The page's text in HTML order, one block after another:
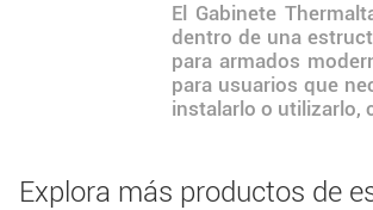
El Gabinete
dentro de una
para armados
para usuarios que
instalarlo o utilizarlo,
Explora más productos de